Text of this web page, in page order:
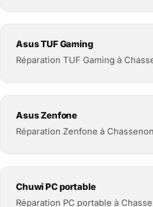
Asus TUF Gaming
Réparation TUF Gaming à
Asus Zenfone
Réparation Zenfone à
Chuwi PC portable
Réparation PC portable à